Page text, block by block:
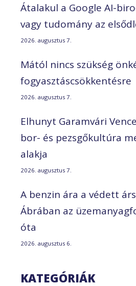
Átalakul a Google AI-
vagy tudomány az
2026. augusztus 7.
Mától nincs szükség
fogyasztáscsökkentésre
2026. augusztus 7.
Elhunyt Garamvári
bor- és pezsgőkultúra
alakja
2026. augusztus 7.
A benzin ára a védett
Ábrában az
óta
2026. augusztus 6.
KATEGÓRIÁK